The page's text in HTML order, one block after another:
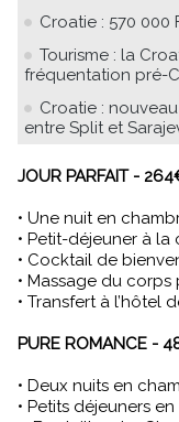
Croatie : 570 000
Tourisme : la
fréquentation pré-
Croatie :
entre Split et
JOUR PARFAIT -
• Une nuit en
• Petit-déjeuner à la
• Cocktail de
• Massage du
• Transfert à l’hôtel
PURE ROMANCE -
• Deux nuits en
• Petits déjeuners